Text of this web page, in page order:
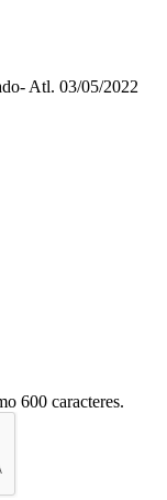
- Atl. 03/05/2022
600 caracteres.